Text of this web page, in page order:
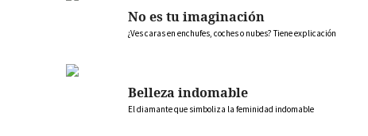
No es tu imaginación
¿Ves caras en enchufes, coches o nubes? Tiene explicación
Belleza indomable
El diamante que simboliza la feminidad indomable